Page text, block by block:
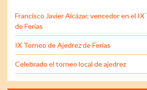
Francisco Javier Alcázar, vencedor en el
de Ferias
IX Torneo de Ajedrez de Ferias
Celebrado el torneo local de ajedrez